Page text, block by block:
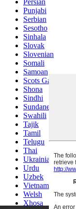
Punjabi
Serbian
Sesotho
Sinhala
Slovak
Slovenian
Somali
Samoan
Scots Gaelic
Shona
Sindhi
Sundanese
Swahili
Tajik
Tamil
Telugu
Thai
Ukrainian
Urdu
Uzbek
Vietnamese
Welsh
Xhosa